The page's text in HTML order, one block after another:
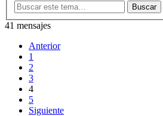
Buscar
41 mensajes
Anterior
1
2
3
4
5
Siguiente